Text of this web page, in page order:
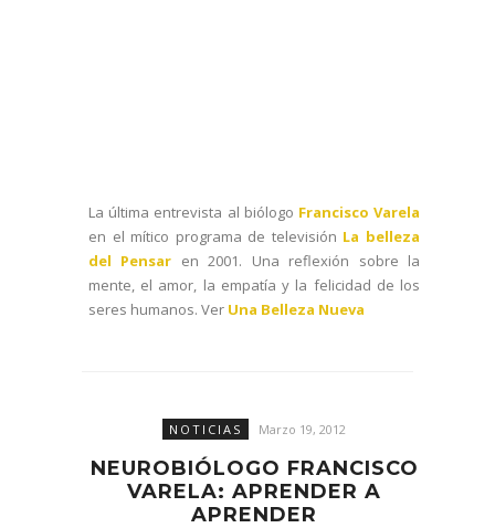
La última entrevista al biólogo Francisco Varela
en el mítico programa de televisión La belleza
del Pensar en 2001. Una reflexión sobre la
mente, el amor, la empatía y la felicidad de los
seres humanos. Ver Una Belleza Nueva
NOTICIAS Marzo 19, 2012
NEUROBIÓLOGO FRANCISCO
VARELA: APRENDER A
APRENDER